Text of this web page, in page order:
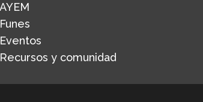
AYEM
Funes
Eventos
Recursos y comunidad